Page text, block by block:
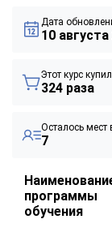
Дата
10 августа
Этот курс
324 раза
Осталось мест
7
программы
обучения